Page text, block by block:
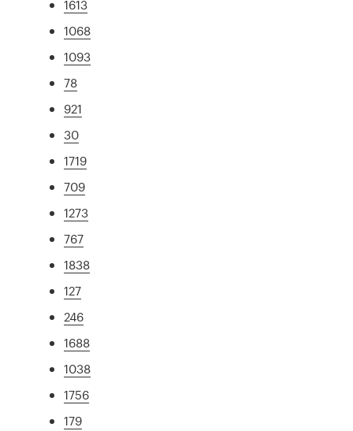
1613
1068
1093
78
921
30
1719
709
1273
767
1838
127
246
1688
1038
1756
179